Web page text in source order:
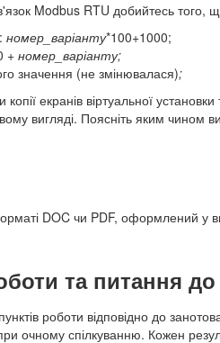
Modbus RTU добийтесь того,
номер_варіанту*100+1000;
+номер_варіанту;
значення (не змінювалася);
екранів віртуальної
вигляді. Поясніть яким чином
DOC чи PDF, оформлений у
та питання до
роботи відповідно до
очному спілкуванню. Кожен